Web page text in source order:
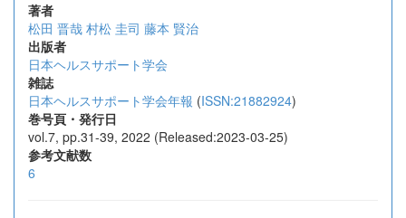
著者
松田 晋哉 村松 圭司 藤本 賢治
出版者
日本ヘルスサポート学会
雑誌
日本ヘルスサポート学会年報 (ISSN:21882924)
巻号頁・発行日
vol.7, pp.31-39, 2022 (Released:2023-03-25)
参考文献数
6